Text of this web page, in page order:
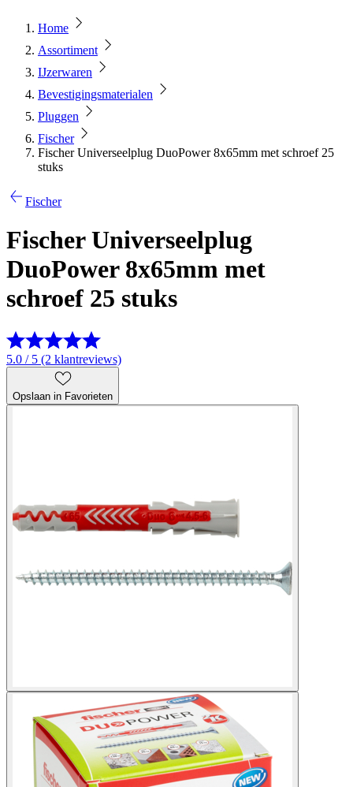
Home
Assortiment
IJzerwaren
Bevestigingsmaterialen
Pluggen
Fischer
Fischer Universeelplug DuoPower 8x65mm met schroef 25
stuks
Fischer
Fischer Universeelplug
DuoPower 8x65mm met
schroef 25 stuks
5.0 / 5 (2 klantreviews)
Opslaan in Favorieten